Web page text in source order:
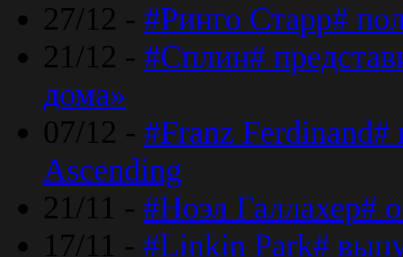
27/12 - #Ринго Старр#
21/12 - #Сплин#
дома»
07/12 - #Franz
Ascending
21/11 - #Ноэл Галлахер#
17/11 - #Linkin Park#